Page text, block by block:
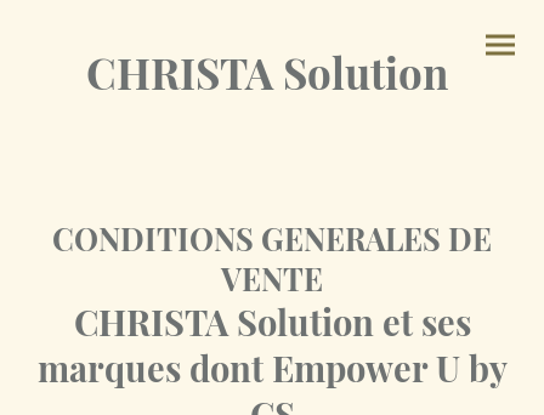
CHRISTA Solution
CONDITIONS GENERALES DE
VENTE
CHRISTA Solution et ses
marques dont Empower U by